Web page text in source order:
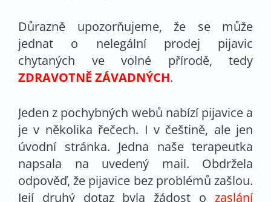
Důrazně upozorňujeme, že se může
jednat o nelegální prodej pijavic
chytaných ve volné přírodě, tedy
ZDRAVOTNĚ ZÁVADNÝCH.
Jeden z pochybných webů nabízí pijavice a
je v několika řečech. I v češtině, ale jen
úvodní stránka. Jedna naše terapeutka
napsala na uvedený mail. Obdržela
odpověď, že pijavice bez problémů zašlou.
Její druhý dotaz byla žádost o zaslání